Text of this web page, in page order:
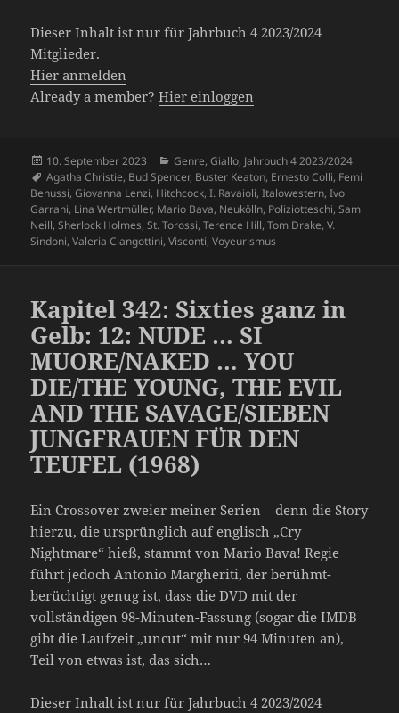
Dieser Inhalt ist nur für Jahrbuch 4 2023/2024
Mitglieder.
Hier anmelden
Already a member?Hier einloggen
Veröffentlicht
am
10. September 2023 Kategorien
Genre,Giallo, Jahrbuch 4 2023/2024
Schlagwörter
Agatha Christie, Bud Spencer, Buster Keaton, Ernesto Colli, Femi
Benussi,Giovanna Lenzi, Hitchcock,I. Ravaioli,Italowestern,Ivo
Garrani, Lina Wertmüller, Mario Bava, Neukölln, Poliziotteschi,Sam
Neill,Sherlock Holmes,St. Torossi,Terence Hill,Tom Drake,V.
Sindoni,Valeria Ciangottini,Visconti,Voyeurismus
Kapitel 342: Sixties ganz in
Gelb: 12: NUDE … SI
MUORE/NAKED … YOU
DIE/THE YOUNG, THE EVIL
AND THE SAVAGE/SIEBEN
JUNGFRAUEN FÜR DEN
TEUFEL (1968)
Ein Crossover zweier meiner Serien – denn die Story
hierzu, die ursprünglich auf englisch „Cry
Nightmare“ hieß, stammt von Mario Bava! Regie
führt jedoch Antonio Margheriti, der berühmt-
berüchtigt genug ist, dass die DVD mit der
vollständigen 98-Minuten-Fassung (sogar die IMDB
gibt die Laufzeit „uncut“ mit nur 94 Minuten an),
Teil von etwas ist, das sich…
Dieser Inhalt ist nur für Jahrbuch 4 2023/2024